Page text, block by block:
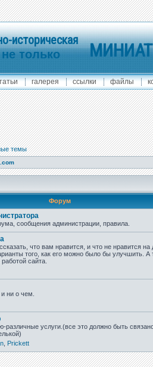
историческая
только
галерея ссылки файлы
темы
Форум
сообщения администрации, правила.
что вам нравится, и что не нравится на
того, как его можно было бы улучшить. А
сайта.
ни о чем.
услуги.(все это должно быть
Prickett